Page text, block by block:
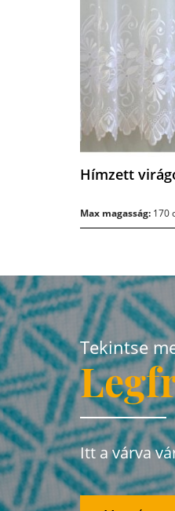
Hímzett
Max magasság: 170
Tekintse
Itt a várva